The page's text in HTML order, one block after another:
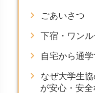
chevron_right ごあいさつ
chevron_right 下宿・ワン
chevron_right 自宅から通
chevron_right
なぜ大学生
が安心・安全